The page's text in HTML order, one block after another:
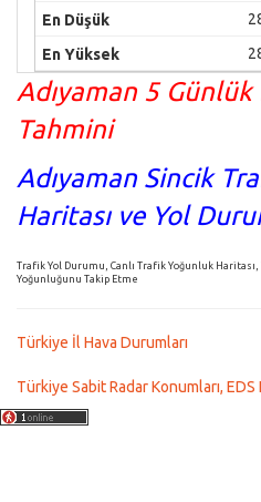
Adıyaman 5
Tahmini
Adıyaman Sincik
Haritası ve Yol
Trafik Yol Durumu, Canlı Trafik Yoğunluk
Yoğunluğunu Takip Etme
Türkiye İl Hava Durumları
Türkiye Sabit Radar Konumları, EDS